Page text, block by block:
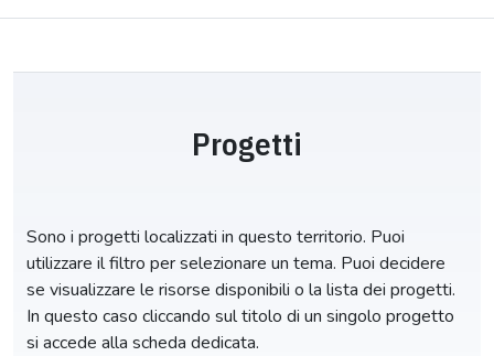
Progetti
Sono i progetti localizzati in questo territorio. Puoi
utilizzare il filtro per selezionare un tema. Puoi decidere
se visualizzare le risorse disponibili o la lista dei progetti.
In questo caso cliccando sul titolo di un singolo progetto
si accede alla scheda dedicata.